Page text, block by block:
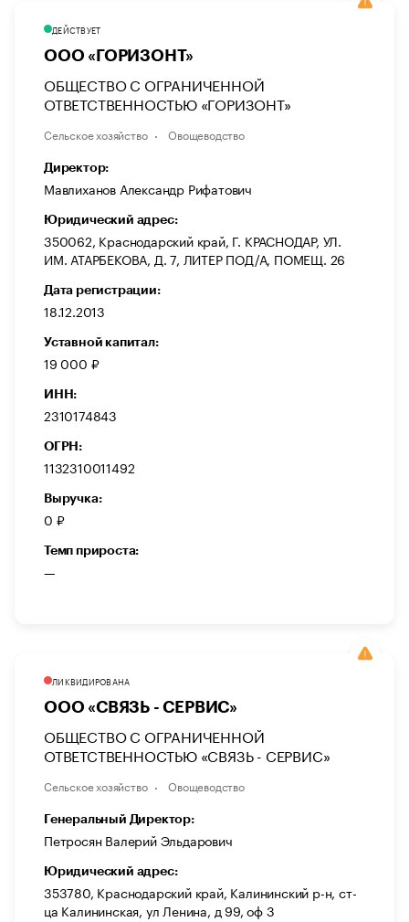
ДЕЙСТВУЕТ
ООО «ГОРИЗОНТ»
ОБЩЕСТВО С ОГРАНИЧЕННОЙ
ОТВЕТСТВЕННОСТЬЮ «ГОРИЗОНТ»
Сельское хозяйство Овощеводство
Директор:
Мавлиханов Александр Рифатович
Юридический адрес:
350062, Краснодарский край, Г. КРАСНОДАР, УЛ.
ИМ. АТАРБЕКОВА, Д. 7, ЛИТЕР ПОД/А, ПОМЕЩ. 26
Дата регистрации:
18.12.2013
Уставной капитал:
19 000 ₽
ИНН:
2310174843
ОГРН:
1132310011492
Выручка:
0 ₽
Темп прироста:
—
ЛИКВИДИРОВАНА
ООО «СВЯЗЬ - СЕРВИС»
ОБЩЕСТВО С ОГРАНИЧЕННОЙ
ОТВЕТСТВЕННОСТЬЮ «СВЯЗЬ - СЕРВИС»
Сельское хозяйство Овощеводство
Генеральный Директор:
Петросян Валерий Эльдарович
Юридический адрес:
353780, Краснодарский край, Калининский р-н, ст-
ца Калининская, ул Ленина, д 99, оф 3